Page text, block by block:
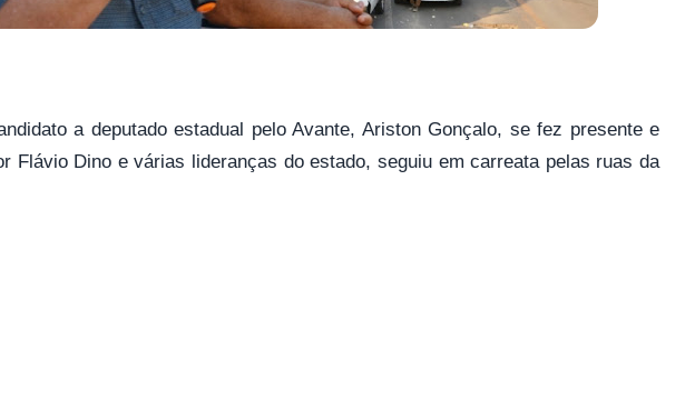
a deputado estadual pelo Avante, Ariston Gonçalo, se fez presente e
Flávio Dino e várias lideranças do estado, seguiu em carreata pelas ruas da